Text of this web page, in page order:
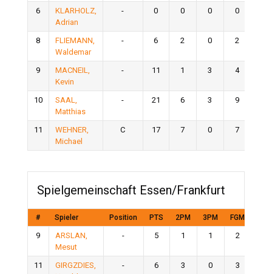
6
KLARHOLZ,
Adrian
- 0 0 0 0
8
FLIEMANN,
Waldemar
- 6 2 0 2
9
MACNEIL,
Kevin
- 11 1 3 4
10
SAAL,
Matthias
- 21 6 3 9
11
WEHNER,
Michael
C 17 7 0 7
Spielgemeinschaft Essen/Frankfurt
# Spieler Position PTS 2PM 3PM FGM
9
ARSLAN,
Mesut
- 5 1 1 2
11
GIRGZDIES,
- 6 3 0 3